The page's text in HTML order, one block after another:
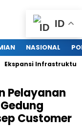
NASIONAL
Infrastruktur
Pelayanan
Customer
ID